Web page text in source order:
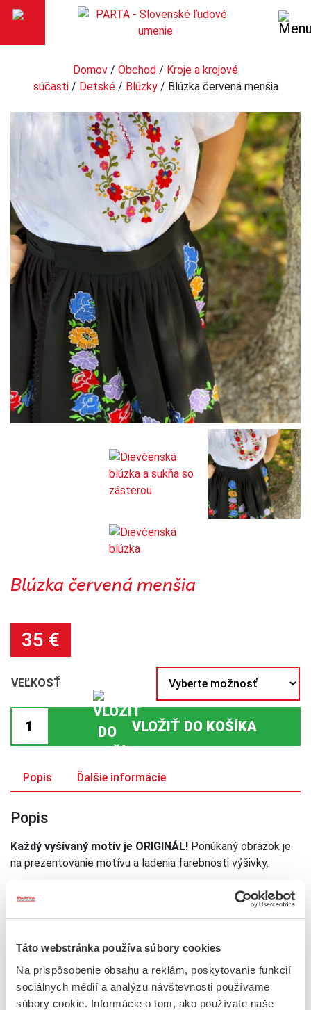
Táto webstránka používa súbory cookies
Na prispôsobenie obsahu a reklám, poskytovanie funkcií
sociálnych médií a analýzu návštevnosti používame
súbory cookie. Informácie o tom, ako používate naše
Domov / Obchod / Kroje a krojové
súčasti/ Detské/ Blúzky/ Blúzka červená menšia
Blúzka červená menšia
35 €
VEĽKOSŤ
Blúzka
červená
VLOŽIŤ DO KOŠÍKA
Popis Ďalšie informácie
Popis
Každý vyšívaný motív je ORIGINÁL! Ponúkaný obrázok je
na prezentovanie motívu a ladenia farebnosti výšivky.
Textil je možné prať pri 40°C a klasicky žehliť.
Zloženie: 70% bavlna, 30% polyester. Dĺžka blúzky: 36 cm.
Katalógové číslo:
Ďalšie informácie